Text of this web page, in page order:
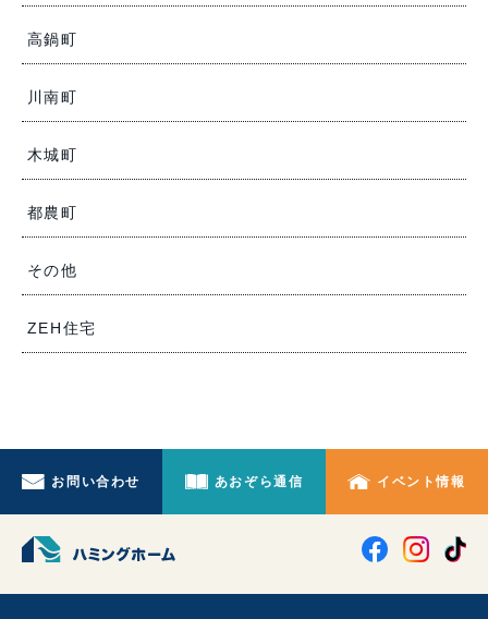
高鍋町
川南町
木城町
都農町
その他
ZEH住宅
お問い合わせ あおぞら通信 イベント情報